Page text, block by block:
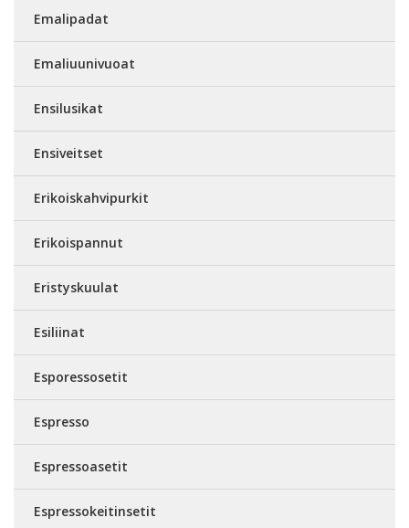
Emalipadat
Emaliuunivuoat
Ensilusikat
Ensiveitset
Erikoiskahvipurkit
Erikoispannut
Eristyskuulat
Esiliinat
Esporessosetit
Espresso
Espressoasetit
Espressokeitinsetit